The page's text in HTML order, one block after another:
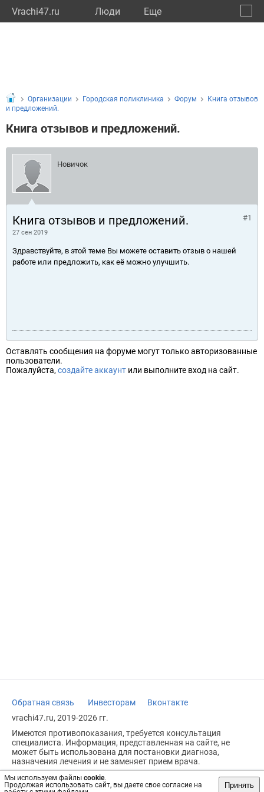
Vrachi47.ru Люди Eще
Мы используем файлы cookie.
Продолжая использовать сайт, вы даете свое согласие на
Принять
Организации Городская поликлиника Форум
Книга отзывов
и предложений.
Книга отзывов и предложений.
Новичок
Книга отзывов и предложений.
27 сен 2019
#1
Здравствуйте, в этой теме Вы можете оставить отзыв о нашей
работе или предложить, как её можно улучшить.
Оставлять сообщения на форуме могут только авторизованные
пользователи.
Пожалуйста, создайте аккаунт или выполните вход на сайт.
Обратная связь Инвесторам
Вконтакте
vrachi47.ru, 2019-2026 гг.
Имеются противопоказания, требуется консультация
специалиста. Информация, представленная на сайте, не
может быть использована для постановки диагноза,
назначения лечения и не заменяет прием врача.
Возрастное ограничение: 18+